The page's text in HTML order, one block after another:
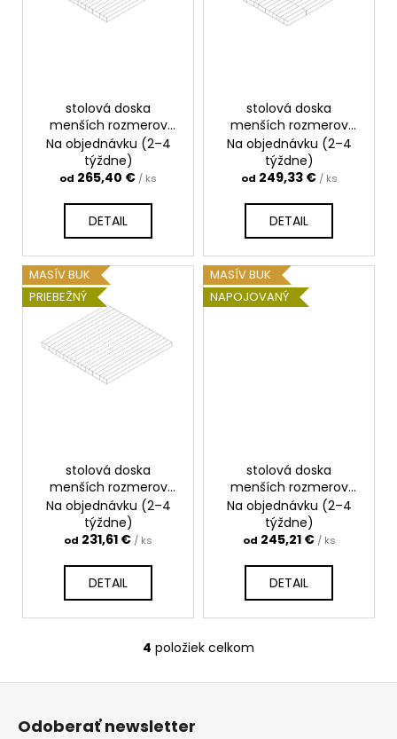
stolová doska
menších rozmerov
masívny dub
priebežný
Na objednávku (2–4
týždne)
od 265,40 € / ks
DETAIL
stolová doska
menších rozmerov
masívny dub
napojovaný
Na objednávku (2–4
týždne)
od 249,33 € / ks
DETAIL
MASÍV BUK
PRIEBEŽNÝ
stolová doska
menších rozmerov
masívny buk
priebežný
Na objednávku (2–4
týždne)
od 231,61 € / ks
DETAIL
MASÍV BUK
NAPOJOVANÝ
stolová doska
menších rozmerov
masívny buk napájaný
Na objednávku (2–4
týždne)
od 245,21 € / ks
DETAIL
O
v
4 položiek celkom
Z
Odoberať newsletter